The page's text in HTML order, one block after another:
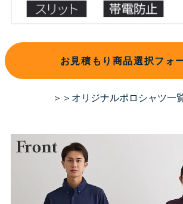
お見積もり商品選択フォ
＞＞オリジナルポロシャツ一